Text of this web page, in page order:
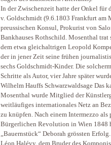
In der Zwischenzeit hatte der Onkel für
v. Goldschmidt (9.6.1803 Frankfurt am
preussischen Konsul, Prokurist von
Bankhauses Rothschild. Mosenthal
dem etwa gleichaltrigen Leopold
der in jener Zeit seine frühen
sechs Goldschmidt-Kinder. Die
Schritte als Autor, vier Jahre später
Wilhelm Hauffs Schwarzwaldsage Das
Mosenthal wurde Mitglied der
weitläufiges internationales Netz an
zu knüpfen. Nach einem Intermezzo
Bürgerlichen Revolution in Wien 1848
„Bauernstück“ Deborah grössten
Léon Halévy, dem Bruder des